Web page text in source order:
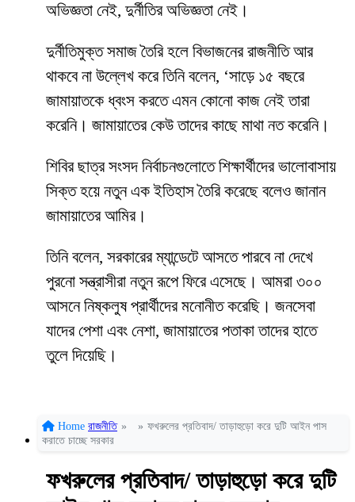
অভিজ্ঞতা নেই, দুর্নীতির অভিজ্ঞতা নেই।
দুর্নীতিমুক্ত সমাজ তৈরি হলে বিভাজনের রাজনীতি আর
থাকবে না উল্লেখ করে তিনি বলেন, ‘সাড়ে ১৫ বছরে
জামায়াতকে ধ্বংস করতে এমন কোনো কাজ নেই তারা
করেনি। জামায়াতের কেউ তাদের কাছে মাথা নত করেনি।
শিবির ছাত্র সংসদ নির্বাচনগুলোতে শিক্ষার্থীদের ভালোবাসায়
সিক্ত হয়ে নতুন এক ইতিহাস তৈরি করেছে বলেও জানান
জামায়াতের আমির।
তিনি বলেন, সরকারের ম্যান্ডেটে আসতে পারবে না দেখে
পুরনো সন্ত্রাসীরা নতুন রূপে ফিরে এসেছে। আমরা ৩০০
আসনে নিষ্কলুষ প্রার্থীদের মনোনীত করেছি। জনসেবা
যাদের পেশা এবং নেশা, জামায়াতের পতাকা তাদের হাতে
তুলে দিয়েছি।
Home রাজনীতি » » ফখরুলের প্রতিবাদ/ তাড়াহুড়ো করে দুটি আইন পাস
করাতে চাচ্ছে সরকার
ফখরুলের প্রতিবাদ/ তাড়াহুড়ো করে দুটি